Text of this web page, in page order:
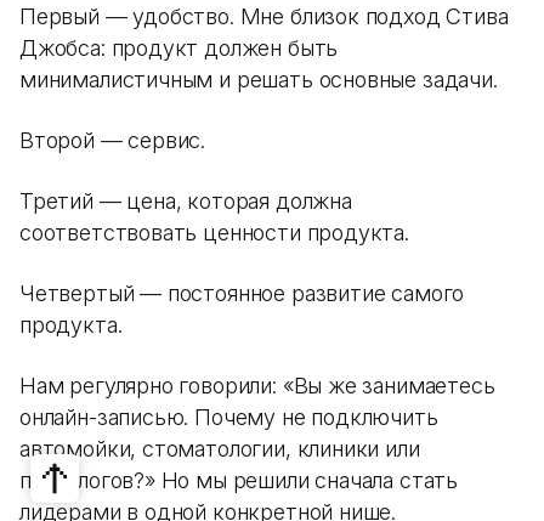
Первый — удобство. Мне близок подход Стива
Джобса: продукт должен быть
минималистичным и решать основные задачи.
Второй — сервис.
Третий — цена, которая должна
соответствовать ценности продукта.
Четвертый — постоянное развитие самого
продукта.
Нам регулярно говорили: «Вы же занимаетесь
онлайн-записью. Почему не подключить
автомойки, стоматологии, клиники или
психологов?» Но мы решили сначала стать
лидерами в одной конкретной нише.